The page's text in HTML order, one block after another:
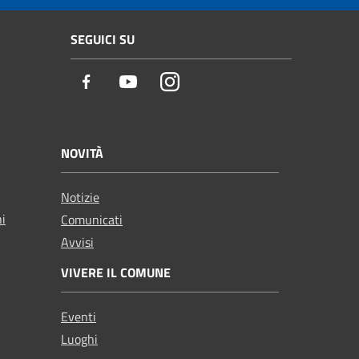
SEGUICI SU
Facebook YoutubeInstagram
NOVITÀ
Notizie
Comunicati
Avvisi
VIVERE IL COMUNE
Eventi
Luoghi